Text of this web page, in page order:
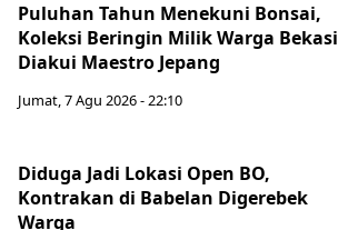
Puluhan Tahun Menekuni Bonsai,
Koleksi Beringin Milik Warga Bekasi
Diakui Maestro Jepang
Jumat, 7 Agu 2026 - 22:10
Diduga Jadi Lokasi Open BO,
Kontrakan di Babelan Digerebek
Warga